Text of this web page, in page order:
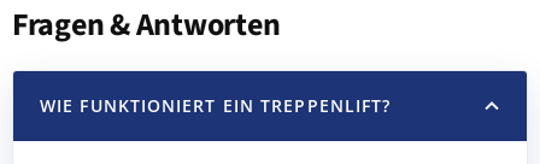
Fragen & Antworten
WIE FUNKTIONIERT EIN TREPPENLIFT?